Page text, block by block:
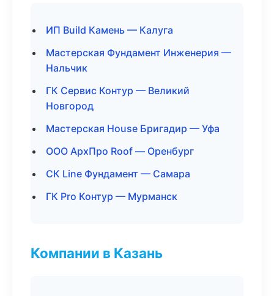
ИП Build Камень — Калуга
Мастерская Фундамент Инженерия —
Нальчик
ГК Сервис Контур — Великий
Новгород
Мастерская House Бригадир — Уфа
ООО АрхПро Roof — Оренбург
СК Line Фундамент — Самара
ГК Pro Контур — Мурманск
Компании в Казань